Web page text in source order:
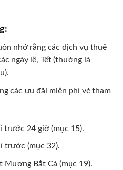
nhớ rằng các dịch vụ thuê
ngày lễ, Tết (thường là
các ưu đãi miễn phí vé tham
24 giờ (mục 15).
trước (mục 32).
Mương Bắt Cá (mục 19).